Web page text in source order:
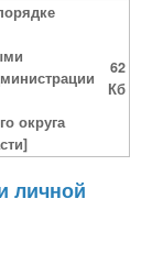
округа
62
Кб
личной